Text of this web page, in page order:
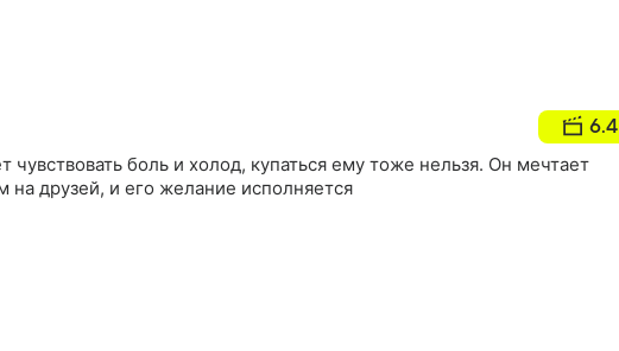
6.4
чувствовать боль и холод, купаться ему тоже нельзя. Он мечтает
на друзей, и его желание исполняется